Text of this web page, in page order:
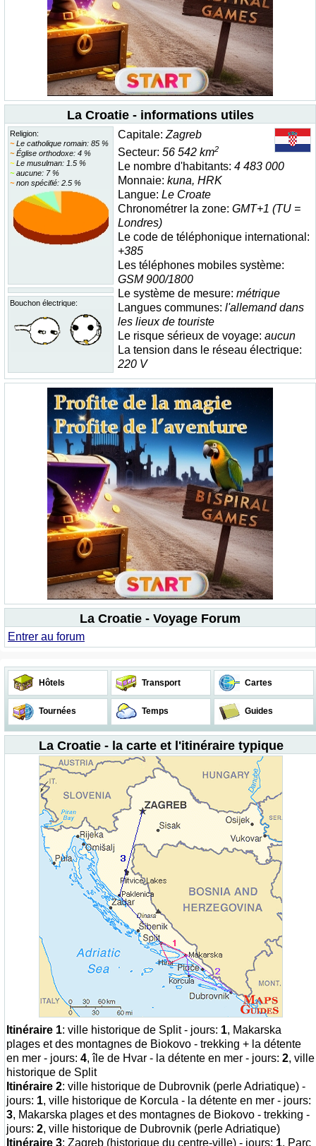
La Croatie - informations utiles
Religion:
~Le catholique romain: 85 %
~Église orthodoxe: 4 %
~Le musulman: 1.5 %
~aucune: 7 %
~non spécifié: 2.5 %
Capitale: Zagreb
Secteur: 56 542 km2
Le nombre d'habitants: 4 483 000
Monnaie: kuna, HRK
Langue: Le Croate
Chronométrer la zone: GMT+1 (TU =
Londres)
Le code de téléphonique international:
+385
Les téléphones mobiles système:
GSM 900/1800
Le système de mesure: métrique
Langues communes: l'allemand dans
les lieux de touriste
Le risque sérieux de voyage: aucun
La tension dans le réseau électrique:
220 V
Bouchon électrique:
La Croatie - Voyage Forum
Entrer au forum
Hôtels Transport Cartes
Tournées Temps Guides
La Croatie - la carte et l'itinéraire typique
Itinéraire 1: ville historique de Split - jours: 1, Makarska
plages et des montagnes de Biokovo - trekking + la détente
en mer - jours: 4, île de Hvar - la détente en mer - jours: 2, ville
historique de Split
Itinéraire 2: ville historique de Dubrovnik (perle Adriatique) -
jours: 1, ville historique de Korcula - la détente en mer - jours:
3, Makarska plages et des montagnes de Biokovo - trekking -
jours: 2, ville historique de Dubrovnik (perle Adriatique)
Itinéraire 3: Zagreb (historique du centre-ville) - jours: 1, Parc